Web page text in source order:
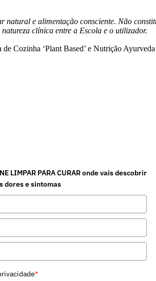
natural e alimentação consciente. Não
clínica entre a Escola e o utilizador.
LIMPAR PARA CURAR onde vais descobrir
dores e sintomas
*